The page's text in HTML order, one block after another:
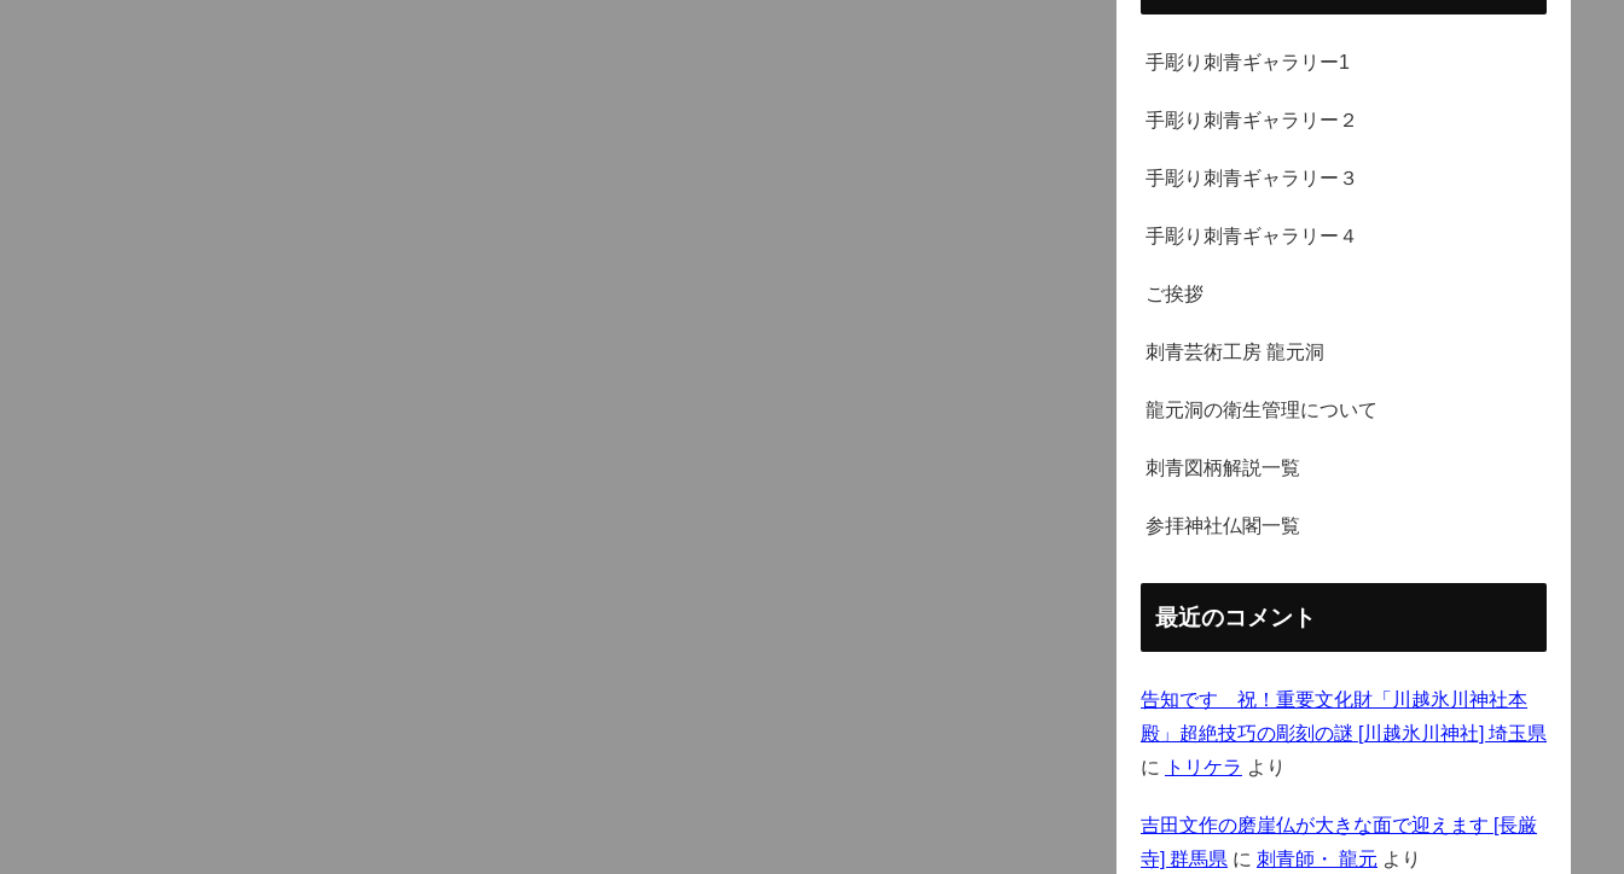
手彫り刺青ギャラリー1
手彫り刺青ギャラリー２
手彫り刺青ギャラリー３
手彫り刺青ギャラリー４
ご挨拶
刺青芸術工房 龍元洞
龍元洞の衛生管理について
刺青図柄解説一覧
参拝神社仏閣一覧
最近のコメント
告知です 祝！重要文化財「川越氷川神社本
殿」超絶技巧の彫刻の謎 [川越氷川神社] 埼玉県
に
トリケラ より
吉田文作の磨崖仏が大きな面で迎えます [長厳
寺] 群馬県 に 刺青師・ 龍元 より